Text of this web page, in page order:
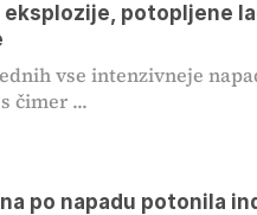
eksplozije, potopljene
vse intenzivneje
čimer ...
po napadu potonila